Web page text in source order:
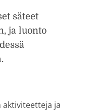
säteet
ja luonto
aktiviteetteja ja